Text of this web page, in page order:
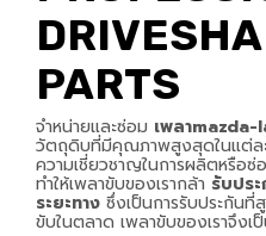
PARTS
จำหน่ายและซ่อม เพลา
วัตถุดิบที่มีคุณภาพสูงสุดในแต่ล
ความเชี่ยวชาญในการผลิตหรือ
ทำให้เพลาขับของเรากล้า รับปร
ระยะทาง ซึ่งเป็นการรับประกัน
ขับในตลาด เพลาขับของเราจึงเ